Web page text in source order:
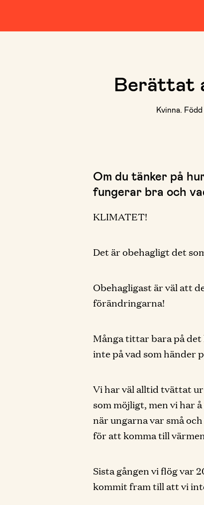
Berättat
Kvinna.
Om du tänker på
fungerar bra och
KLIMATET!
Det är obehagligt det
Obehagligast är väl att
förändringarna!
Många tittar bara på
inte på vad som händer
Vi har väl alltid tvättat
som möjligt, men vi har
när ungarna var små
för att komma till
Sista gången vi flög var
kommit fram till att vi